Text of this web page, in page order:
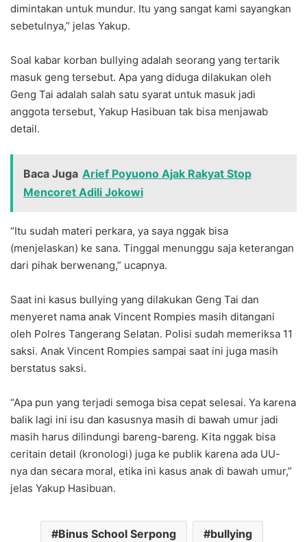
dimintakan untuk mundur. Itu yang sangat kami sayangkan
sebetulnya,” jelas Yakup.
Soal kabar korban bullying adalah seorang yang tertarik
masuk geng tersebut. Apa yang diduga dilakukan oleh
Geng Tai adalah salah satu syarat untuk masuk jadi
anggota tersebut, Yakup Hasibuan tak bisa menjawab
detail.
Baca Juga Arief Poyuono Ajak Rakyat Stop
Mencoret Adili Jokowi
“Itu sudah materi perkara, ya saya nggak bisa
(menjelaskan) ke sana. Tinggal menunggu saja keterangan
dari pihak berwenang,” ucapnya.
Saat ini kasus bullying yang dilakukan Geng Tai dan
menyeret nama anak Vincent Rompies masih ditangani
oleh Polres Tangerang Selatan. Polisi sudah memeriksa 11
saksi. Anak Vincent Rompies sampai saat ini juga masih
berstatus saksi.
“Apa pun yang terjadi semoga bisa cepat selesai. Ya karena
balik lagi ini isu dan kasusnya masih di bawah umur jadi
masih harus dilindungi bareng-bareng. Kita nggak bisa
ceritain detail (kronologi) juga ke publik karena ada UU-
nya dan secara moral, etika ini kasus anak di bawah umur,”
jelas Yakup Hasibuan.
Binus School Serpong bullying